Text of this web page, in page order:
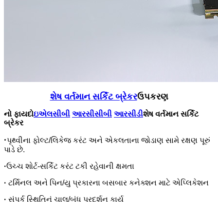
શેષ વર્તમાન સર્કિટ બ્રેકરઉપકરણ
નો ફાયદોઇએલસીબી આરસીસીબી આરસીડીશેષ વર્તમાન સર્કિટ
બ્રેકર
·પૃથ્વીના ફોલ્ટ/લિકેજ કરંટ અને એકલતાના જોડાણ સામે રક્ષણ પૂરું
પાડે છે.
·ઉચ્ચ શોર્ટ-સર્કિટ કરંટ ટકી રહેવાની ક્ષમતા
· ટર્મિનલ અને પિન/યુ પ્રકારના બસબાર કનેક્શન માટે એપ્લિકેશન
· સંપર્ક સ્થિતિનું ચાલુ/બંધ પ્રદર્શન કાર્ય